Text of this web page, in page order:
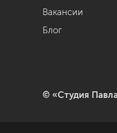
Вакансии
Блог
© «Студия